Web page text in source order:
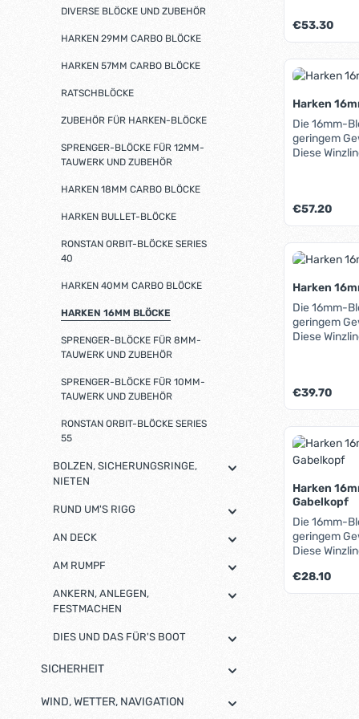
DIVERSE BLÖCKE UND ZUBEHÖR
HARKEN 29MM CARBO BLÖCKE
HARKEN 57MM CARBO BLÖCKE
RATSCHBLÖCKE
ZUBEHÖR FÜR HARKEN-BLÖCKE
SPRENGER-BLÖCKE FÜR 12MM-
TAUWERK UND ZUBEHÖR
HARKEN 18MM CARBO BLÖCKE
HARKEN BULLET-BLÖCKE
RONSTAN ORBIT-BLÖCKE SERIES
40
HARKEN 40MM CARBO BLÖCKE
HARKEN 16MM BLÖCKE
SPRENGER-BLÖCKE FÜR 8MM-
TAUWERK UND ZUBEHÖR
SPRENGER-BLÖCKE FÜR 10MM-
TAUWERK UND ZUBEHÖR
RONSTAN ORBIT-BLÖCKE SERIES
55
BOLZEN, SICHERUNGSRINGE,
NIETEN
RUND UM'S RIGG
AN DECK
AM RUMPF
ANKERN, ANLEGEN,
FESTMACHEN
DIES UND DAS FÜR'S BOOT
SICHERHEIT
WIND, WETTER, NAVIGATION
Wangen
innere
Die Harken
besonders
Jollen und
Regulärer
€53.30
Harken
Die 16mm-
geringem
Diese
Wangen
innere
Die Harken
besonders
Jollen und
Regulärer
€57.20
Harken
Die 16mm-
geringem
Diese
hochfesten
rostfreiem
Rollen ist
Blöcke
Einsatz auf
Catamaranen.
Regulärer
€39.70
Harken
Gabelkopf
Die 16mm-
geringem
Diese
113kg
bei Blöcken
Regulärer
€28.10